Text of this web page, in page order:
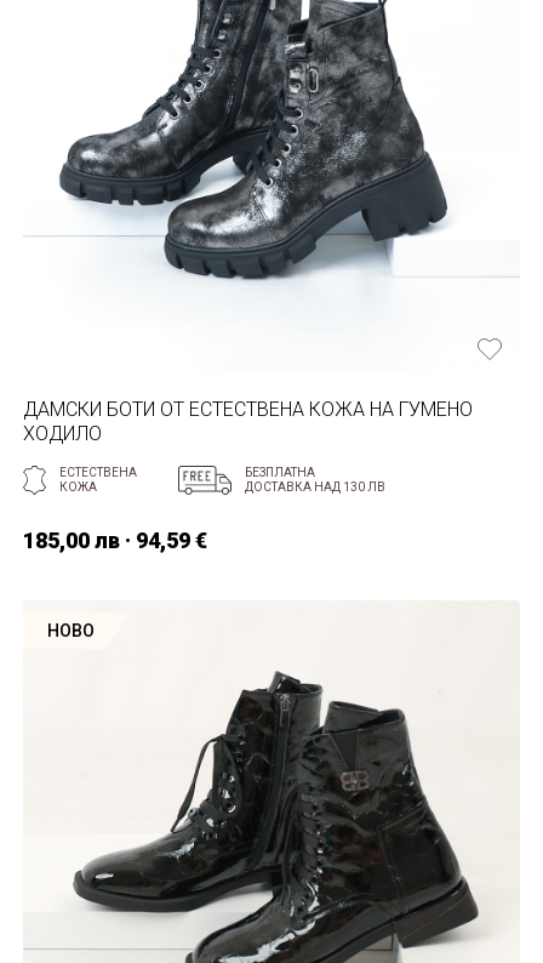
ДАМСКИ БОТИ ОТ ЕСТЕСТВЕНA КОЖА НА ГУМЕНО
ХОДИЛО
ЕСТЕСТВЕНА
КОЖА
БЕЗПЛАТНА
ДОСТАВКА НАД 130 ЛВ
185,00 лв · 94,59 €
НОВО